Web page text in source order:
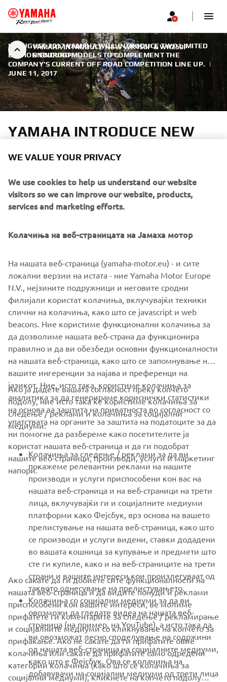
YAMAHA INTRODUCE NEW WR450F & WR250F
ENDUROGP
IN AUGUST 2017 YAMAHA WILL INTRODUCE TWO LIMITED
EDITION ENDURO MODELS TO COMPLEMENT THE
COMPANY'S CURRENT OFF ROAD COMPETITION LINE UP.
|
JUNE 11, 2017
YAMAHA INTRODUCE NEW
ENDUROGP
These specially developed enduro race bikes are inspired
by the Outsiders Yamaha Official Enduro Team factory
machine that took Loïc Larrieu to 3rd overall in the 2016
class victory at the 2017 EnduroGP of Italy.
Based on Yamaha's WRF production bikes, the new
WR450F EnduroGP & WR250F EnduroGP come with a
range of exclusive features as standard, and are aimed at
closed circuit enduro riders who are looking for added
performance, style and exclusivity.
CORPORATE
FOR BUSINESS
MORE YAMAHA
SUPPORT
NEWSLETTER
Be the first one to learn about latest deals, special events, new
releases and much more
SUBSCRIBE
Read our Privacy Policy to learn how we process your personal
Privacy policy
WE VALUE YOUR PRIVACY
We use cookies to help us understand our website
visitors so we can improve our website, products,
services and marketing efforts.
Колачиња на веб-страницата на Јамаха мотор
На нашата веб-страница (yamaha-motor.eu) - и сите
локални верзии на истата - ние Yamaha Motor Europe
N.V., нејзините подружници и неговите сродни
филијали користат колачиња, вклучувајќи техники
слични на колачиња, како што се javascript и web
beacons. Ние користиме функционални колачиња за
да дозволиме нашата веб-страна да функционира
правилно и да ви обезбеди основни функционалности
на нашата веб-страница, како што се запомнување на
вашите ингеренции за најава и преференци на
јазикот. Ние, исто така, користиме колачиња за
аналитика за да генерираме кориснички статистики
на основа за заштита на приватноста во согласност со
упатствата на органите за заштита на податоците за да
ни помогне да разбереме како посетителите ја
користат нашата веб-страница и да ги подобрат
нашите веб-страници, производи, услуги и маркетинг
напори.
Ако ја дадете вашата согласност преку копчето
подолу, ние исто така ќе користиме колачиња за
следење / реклами и колачиња за социјални
медиуми:
Колачиња за следење / реклами за да ви
покажеме релевантни реклами на нашите
производи и услуги приспособени кон вас на
нашата веб-страница и на веб-страници на трети
лица, вклучувајќи ги и социјалните медиуми
платформи како Фејсбук, врз основа на вашето
прелистување на нашата веб-страница, како што
се производи и услуги видени, ставки додадени
во вашата кошница за купување и предмети што
сте ги купиле, како и на веб-страниците на трети
страни и вашите интереси кои произлегуваат од
таквото однесување на прелистувањето.
Колачиња со социјални медиуми за да ви
овозможи да гледате видеа на нашата веб-
страница (на пример, на YouTube), а исто така да
ви овозможат лесно споделување на содржини
од нашата веб-страница на социјалните медиуми,
како што е Фејсбук. Ова се колачиња на
добавувачи на социјални медиуми од трети лица
Ако сакате да ги добиете сите функционалности на
нашата веб-страница и да видите понуди и реклами
приспособени кон вашите интереси, ве молиме
прифатете ги коментарите за следење / рекламирање
и социјалните медиуми со кликнување на копчето за
прифаќање. Ако не сакате да ги прифатите овие
колачиња или сакате да прифатите само одредени
категории колачиња (како што се колачиња за
социјални медиуми), кликнете на копчето подолу